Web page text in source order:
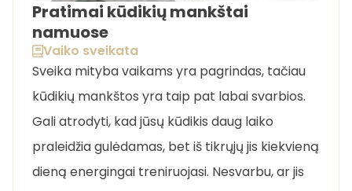
Pratimai kūdikių mankštai
namuose
Vaiko sveikata
Sveika mityba vaikams yra pagrindas, tačiau
kūdikių mankštos yra taip pat labai svarbios.
Gali atrodyti, kad jūsų kūdikis daug laiko
praleidžia gulėdamas, bet iš tikrųjų jis kiekvieną
dieną energingai treniruojasi. Nesvarbu, ar jis